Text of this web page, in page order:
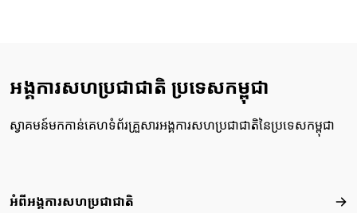
អង្គការសហប្រជាជាតិ ប្រទេសកម្ពុជា
ស្វាគមន៍មកកាន់គេហទំព័រគ្រួសារអង្គការសហប្រជាជាតិនៃប្រទេសកម្ពុជា
Footer menu
អំពីអង្គការសហប្រជាជាតិ អំពី